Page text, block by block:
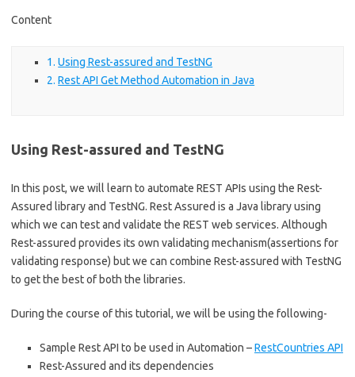
Content
Using Rest-assured and TestNG
Rest API Get Method Automation in Java
Using Rest-assured and TestNG
In this post, we will learn to automate REST APIs using the Rest-
Assured library and TestNG. Rest Assured is a Java library using
which we can test and validate the REST web services. Although
Rest-assured provides its own validating mechanism(assertions for
validating response) but we can combine Rest-assured with TestNG
to get the best of both the libraries.
During the course of this tutorial, we will be using the following-
Sample Rest API to be used in Automation –RestCountries API
Rest-Assured and its dependencies